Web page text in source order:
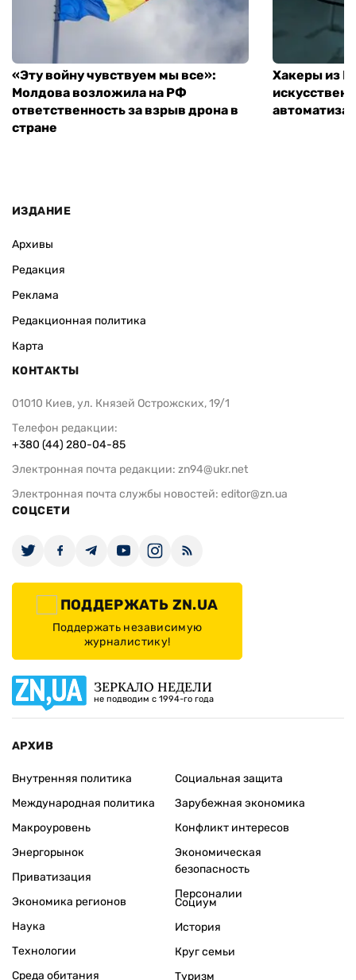
«Эту войну чувствуем мы все»:
Молдова возложила на РФ
ответственность за взрыв дрона в
стране
Хакеры из
ИЗДАНИЕ
Архивы
Редакция
Реклама
Редакционная политика
Карта
КОНТАКТЫ
01010 Киев, ул. Князей Острожских, 19/1
Телефон редакции:
+380 (44) 280-04-85
Электронная почта редакции: zn94@ukr.net
Электронная почта службы новостей: editor@zn.ua
СОЦСЕТИ
ПОДДЕРЖАТЬ ZN.UA
Поддержать независимую
журналистику!
ЗЕРКАЛО НЕДЕЛИ
не подводим с 1994-го года
АРХИВ
Внутренняя политика
Международная политика
Макроуровень
Энергорынок
Приватизация
Экономика регионов
Социальная защита
Зарубежная экономика
Конфликт интересов
Экономическая
безопасность
Персоналии
Наука
Технологии
Среда обитания
Социум
История
Круг семьи
Туризм